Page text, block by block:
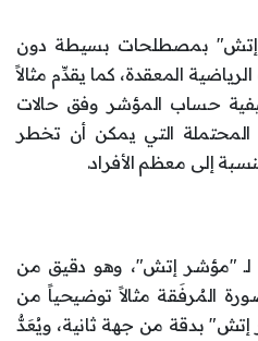
إتش" بمصطلحات بسيطة دون
المعقدة، كما يقدِّم مثالاً
حساب المؤشر وفق حالات
التي يمكن أن تخطر
إلى معظم الأفراد.
لـ "مؤشر إتش"، وهو دقيق من
المُرفَقة مثالاً توضيحياً من
بدقة من جهة ثانية، ويُعَدُّ